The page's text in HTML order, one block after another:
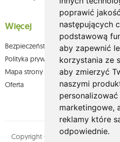
poprawić
następujących
podstawową
aby zapewnić
korzystania ze
aby zmierzyć
naszymi
marketingowe,
reklamy które
odpowiednie.
Więcej
Bezpieczeństwo płatności
Polityka prywatności
Mapa strony
Oferta
Copyright © olium.pl. Wszystkie